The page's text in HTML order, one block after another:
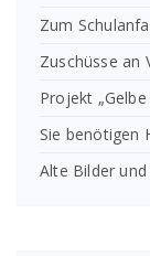
Zum
Zuschüsse an
Projekt
Sie benötigen
Alte Bilder